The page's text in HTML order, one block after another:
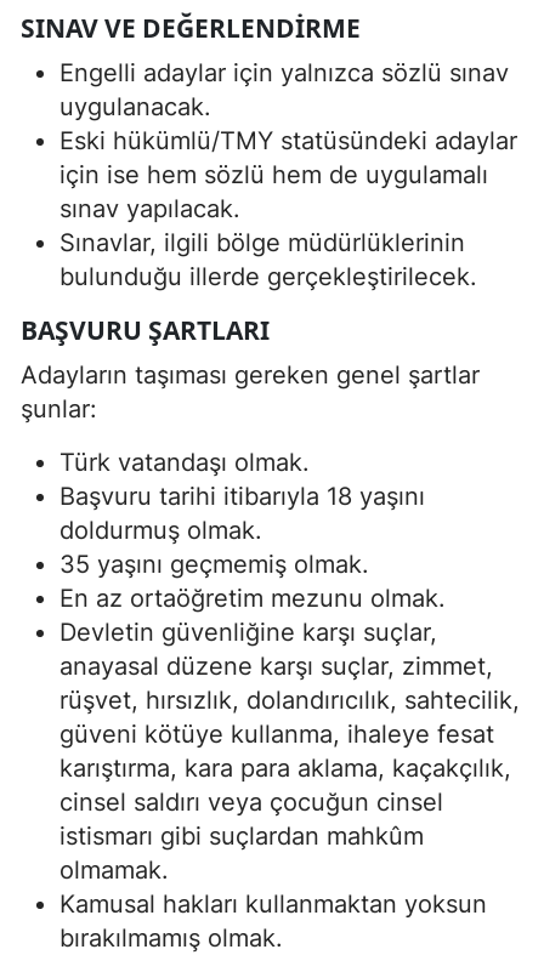
SINAV VE DEĞERLENDIRME
Engelli adaylar için yalnızca sözlü sınav
uygulanacak.
Eski hükümlü/TMY statüsündeki adaylar
için ise hem sözlü hem de uygulamalı
sınav yapılacak.
Sınavlar, ilgili bölge müdürlüklerinin
bulunduğu illerde gerçekleştirilecek.
BAŞVURU ŞARTLARI
Adayların taşıması gereken genel şartlar
şunlar:
Türk vatandaşı olmak.
Başvuru tarihi itibarıyla 18 yaşını
doldurmuş olmak.
35 yaşını geçmemiş olmak.
En az ortaöğretim mezunu olmak.
Devletin güvenliğine karşı suçlar,
anayasal düzene karşı suçlar, zimmet,
rüşvet, hırsızlık, dolandırıcılık, sahtecilik,
güveni kötüye kullanma, ihaleye fesat
karıştırma, kara para aklama, kaçakçılık,
cinsel saldırı veya çocuğun cinsel
istismarı gibi suçlardan mahkûm
olmamak.
Kamusal hakları kullanmaktan yoksun
bırakılmamış olmak.